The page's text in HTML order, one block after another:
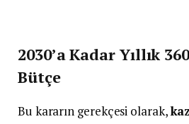
2030’a Kadar Yıllık
Bütçe
Bu kararın gerekçesi olarak,